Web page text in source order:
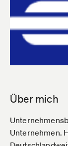
Über mich
Unternehmen.